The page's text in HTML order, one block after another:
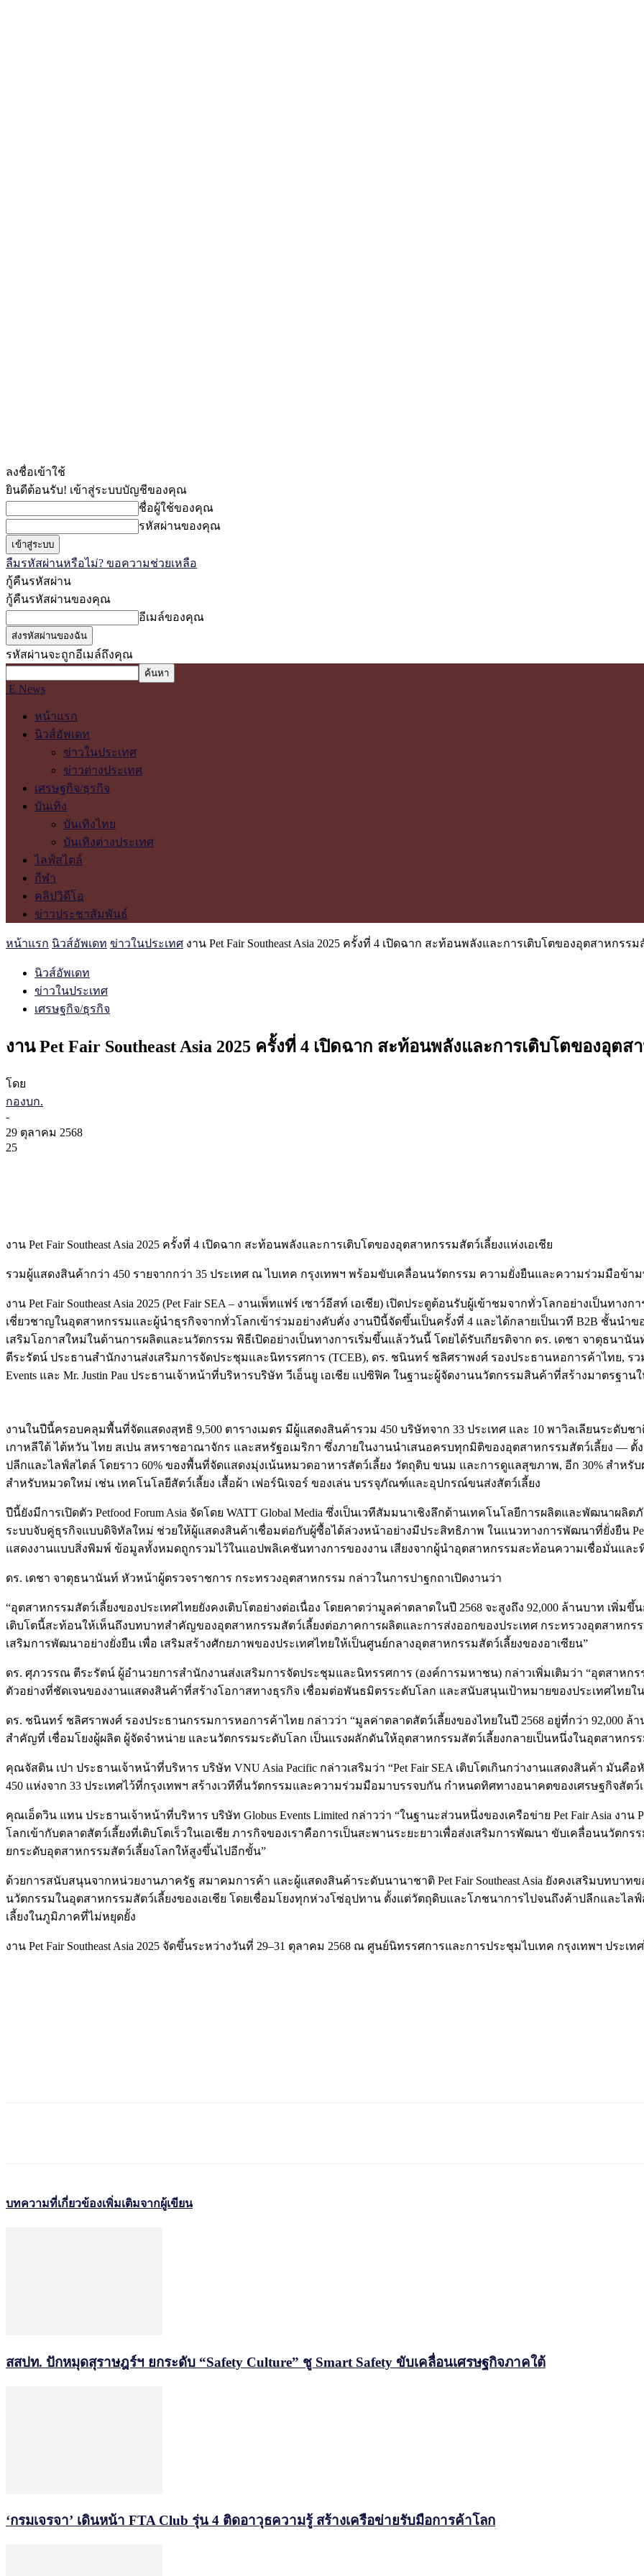
ลงชื่อเข้าใช้
ยินดีต้อนรับ! เข้าสู่ระบบบัญชีของคุณ
ชื่อผู้ใช้ของคุณ
รหัสผ่านของคุณ
ลืมรหัสผ่านหรือไม่? ขอความช่วยเหลือ
กู้คืนรหัสผ่าน
กู้คืนรหัสผ่านของคุณ
อีเมล์ของคุณ
รหัสผ่านจะถูกอีเมล์ถึงคุณ
E News
หน้าแรก
นิวส์อัพเดท
ข่าวในประเทศ
ข่าวต่างประเทศ
เศรษฐกิจ/ธุรกิจ
บันเทิง
บันเทิงไทย
บันเทิงต่างประเทศ
ไลฟ์สไตล์
กีฬา
คลิปวิดีโอ
ข่าวประชาสัมพันธ์
หน้าแรก นิวส์อัพเดท ข่าวในประเทศ งาน Pet Fair Southeast Asia 2025 ครั้งที่ 4 เปิดฉาก สะท้อนพลังและการเติบโตของอุตสาหกรรม
นิวส์อัพเดท
ข่าวในประเทศ
เศรษฐกิจ/ธุรกิจ
งาน Pet Fair Southeast Asia 2025 ครั้งที่ 4 เปิดฉาก สะท้อนพลังและการเติบโตของอุตส
โดย
กองบก.
-
29 ตุลาคม 2568
25
งาน Pet Fair Southeast Asia 2025 ครั้งที่ 4 เปิดฉาก สะท้อนพลังและการเติบโตของอุตสาหกรรมสัตว์เลี้ยงแห่งเอเชีย
รวมผู้แสดงสินค้ากว่า 450 รายจากกว่า 35 ประเทศ ณ ไบเทค กรุงเทพฯ พร้อมขับเคลื่อนนวัตกรรม ความยั่งยืนและความร่วมมือข้า
งาน Pet Fair Southeast Asia 2025 (Pet Fair SEA – งานเพ็ทแฟร์ เซาว์อีสท์ เอเชีย) เปิดประตูต้อนรับผู้เข้าชมจากทั่วโลกอย่างเป็นท
เชี่ยวชาญในอุตสาหกรรมและผู้นำธุรกิจจากทั่วโลกเข้าร่วมอย่างคับคั่ง งานปีนี้จัดขึ้นเป็นครั้งที่ 4 และได้กลายเป็นเวที B2B ชั้นนำข
เสริมโอกาสใหม่ในด้านการผลิตและนวัตกรรม พิธีเปิดอย่างเป็นทางการเริ่มขึ้นแล้ววันนี้ โดยได้รับเกียรติจาก ดร. เดชา จาตุธนา
ตีระรัตน์ ประธานสำนักงานส่งเสริมการจัดประชุมและนิทรรศการ (TCEB), ดร. ชนินทร์ ชลิศราพงศ์ รองประธานหอการค้าไทย, รว
Events และ Mr. Justin Pau ประธานเจ้าหน้าที่บริหารบริษัท วีเอ็นยู เอเชีย แปซิฟิค ในฐานะผู้จัดงานนวัตกรรมสินค้าที่สร้างมาตรฐา
งานในปีนี้ครอบคลุมพื้นที่จัดแสดงสุทธิ 9,500 ตารางเมตร มีผู้แสดงสินค้ารวม 450 บริษัทจาก 33 ประเทศ และ 10 พาวิลเลียนระดับ
เกาหลีใต้ ไต้หวัน ไทย สเปน สหราชอาณาจักร และสหรัฐอเมริกา ซึ่งภายในงานนำเสนอครบทุกมิติของอุตสาหกรรมสัตว์เลี้ยง —
ปลีกและไลฟ์สไตล์ โดยราว 60% ของพื้นที่จัดแสดงมุ่งเน้นหมวดอาหารสัตว์เลี้ยง วัตถุดิบ ขนม และการดูแลสุขภาพ, อีก 30% สำ
สำหรับหมวดใหม่ เช่น เทคโนโลยีสัตว์เลี้ยง เสื้อผ้า เฟอร์นิเจอร์ ของเล่น บรรจุภัณฑ์และอุปกรณ์ขนส่งสัตว์เลี้ยง
ปีนี้ยังมีการเปิดตัว Petfood Forum Asia จัดโดย WATT Global Media ซึ่งเป็นเวทีสัมมนาเชิงลึกด้านเทคโนโลยีการผลิตและพัฒนา
ระบบจับคู่ธุรกิจแบบดิจิทัลใหม่ ช่วยให้ผู้แสดงสินค้าเชื่อมต่อกับผู้ซื้อได้ล่วงหน้าอย่างมีประสิทธิภาพ ในแนวทางการพัฒนาที่ยั่งยืน
แสดงงานแบบสิ่งพิมพ์ ข้อมูลทั้งหมดถูกรวมไว้ในแอปพลิเคชันทางการของงาน เสียงจากผู้นำอุตสาหกรรมสะท้อนความเชื่อมั่นแล
ดร. เดชา จาตุธนานันท์ หัวหน้าผู้ตรวจราชการ กระทรวงอุตสาหกรรม กล่าวในการปาฐกถาเปิดงานว่า
“อุตสาหกรรมสัตว์เลี้ยงของประเทศไทยยังคงเติบโตอย่างต่อเนื่อง โดยคาดว่ามูลค่าตลาดในปี 2568 จะสูงถึง 92,000 ล้านบาท เพิ่มขึ้
เติบโตนี้สะท้อนให้เห็นถึงบทบาทสำคัญของอุตสาหกรรมสัตว์เลี้ยงต่อภาคการผลิตและการส่งออกของประเทศ กระทรวงอุตสาหก
เสริมการพัฒนาอย่างยั่งยืน เพื่อ เสริมสร้างศักยภาพของประเทศไทยให้เป็นศูนย์กลางอุตสาหกรรมสัตว์เลี้ยงของอาเซียน”
ดร. ศุภวรรณ ตีระรัตน์ ผู้อำนวยการสำนักงานส่งเสริมการจัดประชุมและนิทรรศการ (องค์การมหาชน) กล่าวเพิ่มเติมว่า “อุตสาหกร
ตัวอย่างที่ชัดเจนของงานแสดงสินค้าที่สร้างโอกาสทางธุรกิจ เชื่อมต่อพันธมิตรระดับโลก และสนับสนุนเป้าหมายของประเทศไทยในการ
ดร. ชนินทร์ ชลิศราพงศ์ รองประธานกรรมการหอการค้าไทย กล่าวว่า “มูลค่าตลาดสัตว์เลี้ยงของไทยในปี 2568 อยู่ที่กว่า 92,000 ล้า
สำคัญที่ เชื่อมโยงผู้ผลิต ผู้จัดจำหน่าย และนวัตกรรมระดับโลก เป็นแรงผลักดันให้อุตสาหกรรมสัตว์เลี้ยงกลายเป็นหนึ่งในอุตสาหกรร
คุณจัสติน เปา ประธานเจ้าหน้าที่บริหาร บริษัท VNU Asia Pacific กล่าวเสริมว่า “Pet Fair SEA เติบโตเกินกว่างานแสดงสินค้า มันคื
450 แห่งจาก 33 ประเทศไว้ที่กรุงเทพฯ สร้างเวทีที่นวัตกรรมและความร่วมมือมาบรรจบกัน กำหนดทิศทางอนาคตของเศรษฐกิจสัตว์
คุณเอ็ดวิน แทน ประธานเจ้าหน้าที่บริหาร บริษัท Globus Events Limited กล่าวว่า “ในฐานะส่วนหนึ่งของเครือข่าย Pet Fair Asia งาน
โลกเข้ากับตลาดสัตว์เลี้ยงที่เติบโตเร็วในเอเชีย ภารกิจของเราคือการเป็นสะพานระยะยาวเพื่อส่งเสริมการพัฒนา ขับเคลื่อนนวัตก
ยกระดับอุตสาหกรรมสัตว์เลี้ยงโลกให้สูงขึ้นไปอีกขั้น”
ด้วยการสนับสนุนจากหน่วยงานภาครัฐ สมาคมการค้า และผู้แสดงสินค้าระดับนานาชาติ Pet Fair Southeast Asia ยังคงเสริมบทบา
นวัตกรรมในอุตสาหกรรมสัตว์เลี้ยงของเอเชีย โดยเชื่อมโยงทุกห่วงโซ่อุปทาน ตั้งแต่วัตถุดิบและโภชนาการไปจนถึงค้าปลีกและไ
เลี้ยงในภูมิภาคที่ไม่หยุดยั้ง
งาน Pet Fair Southeast Asia 2025 จัดขึ้นระหว่างวันที่ 29–31 ตุลาคม 2568 ณ ศูนย์นิทรรศการและการประชุมไบเทค กรุงเทพฯ ประเทศ
บทความที่เกี่ยวข้องเพิ่มเติมจากผู้เขียน
สสปท. ปักหมุดสุราษฎร์ฯ ยกระดับ “Safety Culture” ชู Smart Safety ขับเคลื่อนเศรษฐกิจภาคใต้
‘กรมเจรจา’ เดินหน้า FTA Club รุ่น 4 ติดอาวุธความรู้ สร้างเครือข่ายรับมือการค้าโลก